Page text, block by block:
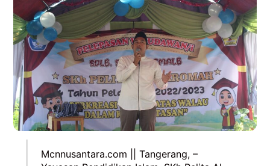
Mcnnusantara.com || Tangerang, –